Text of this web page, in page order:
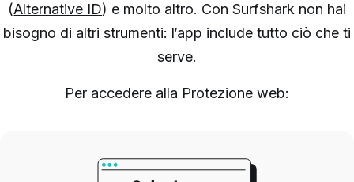
(Alternative ID) e molto altro. Con Surfshark non hai
bisogno di altri strumenti: l’app include tutto ciò che ti
serve.
Per accedere alla Protezione web: